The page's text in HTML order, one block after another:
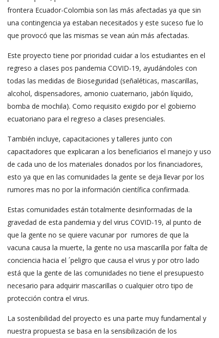
frontera Ecuador-Colombia son las más afectadas ya que sin
una contingencia ya estaban necesitados y este suceso fue lo
que provocó que las mismas se vean aún más afectadas.
Este proyecto tiene por prioridad cuidar a los estudiantes en el
regreso a clases pos pandemia COVID-19, ayudándoles con
todas las medidas de Bioseguridad (señaléticas, mascarillas,
alcohol, dispensadores, amonio cuaternario, jabón líquido,
bomba de mochila). Como requisito exigido por el gobierno
ecuatoriano para el regreso a clases presenciales.
También incluye, capacitaciones y talleres junto con
capacitadores que explicaran a los beneficiarios el manejo y uso
de cada uno de los materiales donados por los financiadores,
esto ya que en las comunidades la gente se deja llevar por los
rumores mas no por la información científica confirmada.
Estas comunidades están totalmente desinformadas de la
gravedad de esta pandemia y del virus COVID-19, al punto de
que la gente no se quiere vacunar por rumores de que la
vacuna causa la muerte, la gente no usa mascarilla por falta de
conciencia hacia el ´peligro que causa el virus y por otro lado
está que la gente de las comunidades no tiene el presupuesto
necesario para adquirir mascarillas o cualquier otro tipo de
protección contra el virus.
La sostenibilidad del proyecto es una parte muy fundamental y
nuestra propuesta se basa en la sensibilización de los